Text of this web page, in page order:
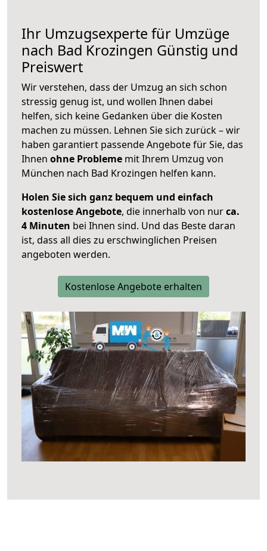
Ihr Umzugsexperte für Umzüge
nach Bad Krozingen Günstig und
Preiswert
Wir verstehen, dass der Umzug an sich schon
stressig genug ist, und wollen Ihnen dabei
helfen, sich keine Gedanken über die Kosten
machen zu müssen. Lehnen Sie sich zurück – wir
haben garantiert passende Angebote für Sie, das
Ihnen ohne Probleme mit Ihrem Umzug von
München nach Bad Krozingen helfen kann.
Holen Sie sich ganz bequem und einfach
kostenlose Angebote, die innerhalb von nurca.
4 Minuten bei Ihnen sind. Und das Beste daran
ist, dass all dies zu erschwinglichen Preisen
angeboten werden.
Kostenlose Angebote erhalten